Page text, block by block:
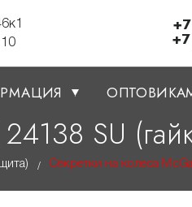
SU
/ Секретки на колеса